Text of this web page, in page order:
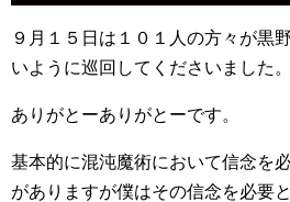
９月１５日は１０１人の方々が黒
いように巡回してくださいました。
ありがとーありがとーです。
基本的に混沌魔術において信念を
がありますが僕はその信念を必要